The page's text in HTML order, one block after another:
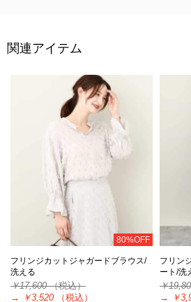
関連アイテム
80%OFF
フリンジカットジャガードブラウス/
洗える
￥17,600（税込）
→
￥3,520 （税込）
フリン
ート/洗
￥
→
￥